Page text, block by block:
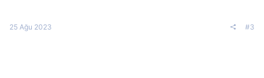
25 Ağu 2023 #3